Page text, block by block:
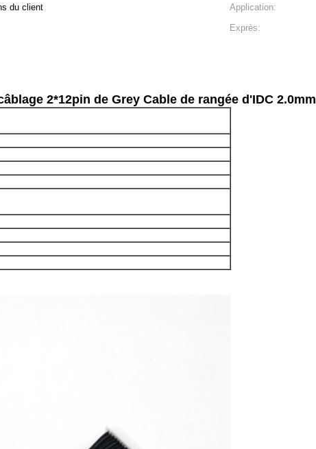
du client Application:
Exprès:
2*12pin de Grey Cable de rangée d'IDC 2.0mm